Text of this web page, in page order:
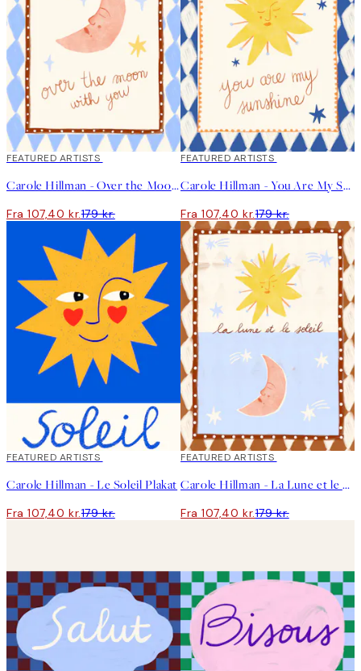
40%*
FEATURED ARTISTS
Carole Hillman - Over the Moon Plakat
Fra 107,40 kr.179 kr.
40%*
FEATURED ARTISTS
Carole Hillman - You Are My Sunshine Plakat
Fra 107,40 kr.179 kr.
40%*
FEATURED ARTISTS
Carole Hillman - Le Soleil Plakat
Fra 107,40 kr.179 kr.
40%*
FEATURED ARTISTS
Carole Hillman - La Lune et le Soleil Plakat
Fra 107,40 kr.179 kr.